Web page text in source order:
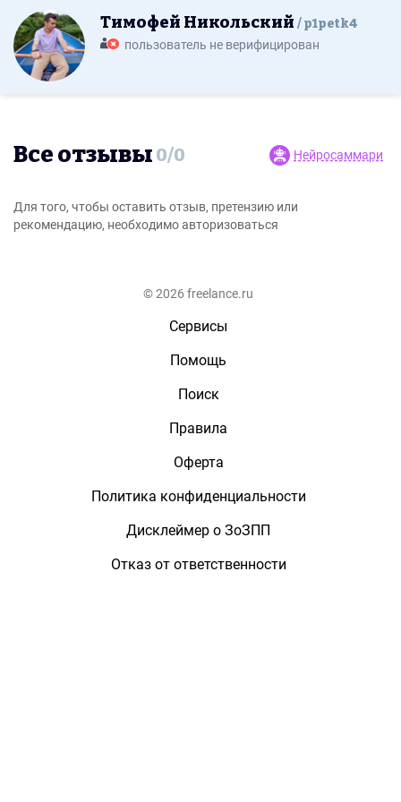
Тимофей Никольский p1petk4
пользователь не верифицирован
Все отзывы 0/0 Нейросаммари
Для того, чтобы оставить отзыв, претензию или
рекомендацию, необходимо авторизоваться
© 2026 freelance.ru
Сервисы
Помощь
Поиск
Правила
Оферта
Политика конфиденциальности
Дисклеймер о ЗоЗПП
Отказ от ответственности